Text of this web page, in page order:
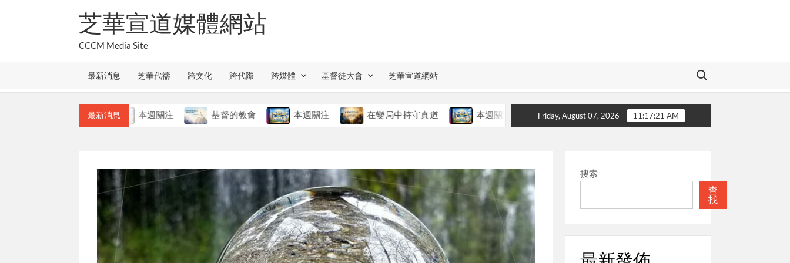
芝華宣道媒體網站
CCCM Media Site
最新消息 芝華代禱 跨文化 跨代際 跨媒體 基督徒大會 芝華宣道網站
Search for:
最新消息
本週關注 基督的教會 本週關注 在變局中持守真道 本週關注 慈愛的神 本週關注 聖經
Friday, August 07, 2026 11:17:22 AM
搜索
查
找